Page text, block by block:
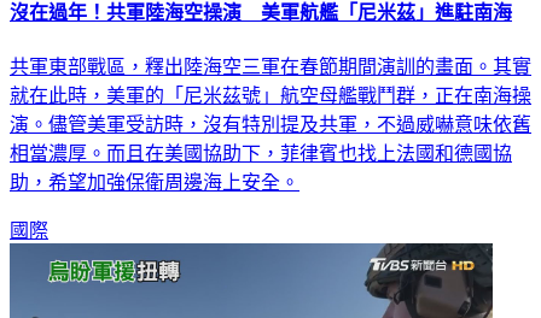
沒在過年！共軍陸海空操演 美軍航艦「尼米茲」進駐南海
共軍東部戰區，釋出陸海空三軍在春節期間演訓的畫面。其實
就在此時，美軍的「尼米茲號」航空母艦戰鬥群，正在南海操
演。儘管美軍受訪時，沒有特別提及共軍，不過威嚇意味依舊
相當濃厚。而且在美國協助下，菲律賓也找上法國和德國協
助，希望加強保衛周邊海上安全。
國際